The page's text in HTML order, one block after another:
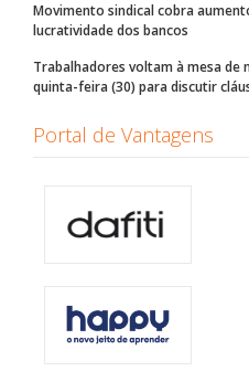
Movimento sindical cobra
lucratividade dos bancos
Trabalhadores voltam à mesa de
quinta-feira (30) para discutir
Portal de Vantagens